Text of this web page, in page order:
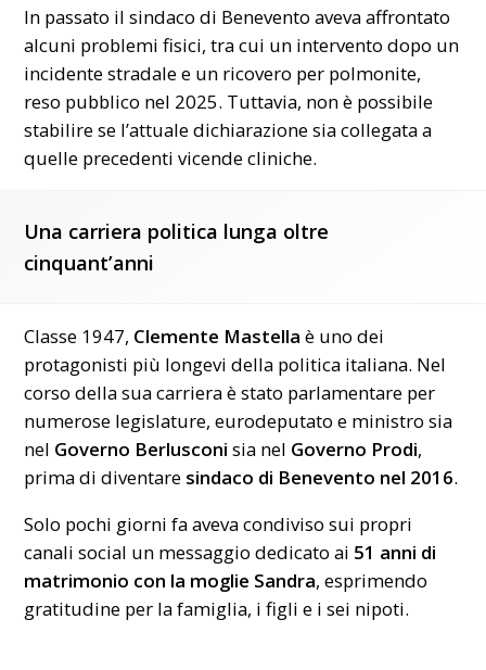
In passato il sindaco di Benevento aveva affrontato
alcuni problemi fisici, tra cui un intervento dopo un
incidente stradale e un ricovero per polmonite,
reso pubblico nel 2025. Tuttavia, non è possibile
stabilire se l’attuale dichiarazione sia collegata a
quelle precedenti vicende cliniche.
Una carriera politica lunga oltre
cinquant’anni
Classe 1947, Clemente Mastella è uno dei
protagonisti più longevi della politica italiana. Nel
corso della sua carriera è stato parlamentare per
numerose legislature, eurodeputato e ministro sia
nel Governo Berlusconisia nel Governo Prodi,
prima di diventare sindaco di Benevento nel 2016.
Solo pochi giorni fa aveva condiviso sui propri
canali social un messaggio dedicato ai 51 anni di
matrimonio con la moglie Sandra, esprimendo
gratitudine per la famiglia, i figli e i sei nipoti.